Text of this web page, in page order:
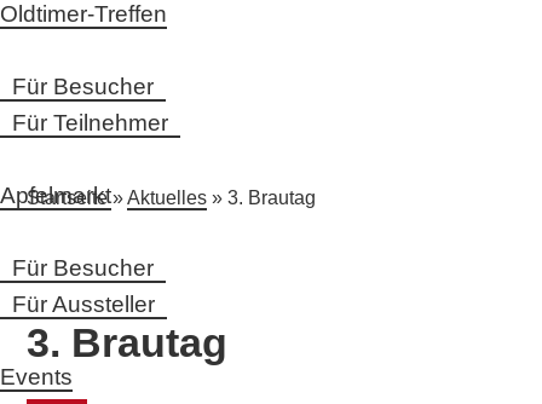
Oldtimer-Treffen
Für Besucher
Für Teilnehmer
Apfelmarkt
Für Besucher
Für Aussteller
Events
Startseite»Aktuelles » 3. Brautag
3. Brautag